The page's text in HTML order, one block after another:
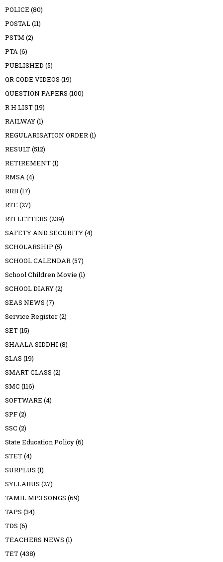
POLICE (80)
POSTAL(11)
PSTM (2)
PTA(6)
PUBLISHED (5)
QR CODE VIDEOS (19)
QUESTION PAPERS (100)
R H LIST(19)
RAILWAY(1)
REGULARISATION ORDER(1)
RESULT(512)
RETIREMENT(1)
RMSA(4)
RRB (17)
RTE (27)
RTI LETTERS (239)
SAFETY AND SECURITY(4)
SCHOLARSHIP (5)
SCHOOL CALENDAR(57)
School Children Movie (1)
SCHOOL DIARY(2)
SEAS NEWS (7)
Service Register(2)
SET(15)
SHAALA SIDDHI (8)
SLAS (19)
SMART CLASS (2)
SMC (116)
SOFTWARE (4)
SPF(2)
SSC (2)
State Education Policy(6)
STET(4)
SURPLUS (1)
SYLLABUS (27)
TAMIL MP3 SONGS (69)
TAPS (34)
TDS (6)
TEACHERS NEWS (1)
TET(438)